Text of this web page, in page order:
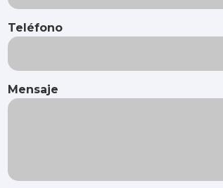
Teléfono
Mensaje